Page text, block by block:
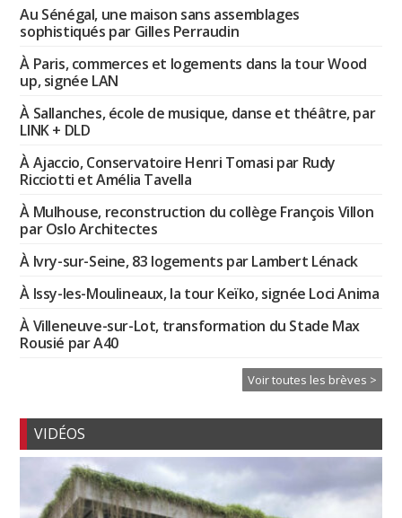
Au Sénégal, une maison sans assemblages
sophistiqués par Gilles Perraudin
À Paris, commerces et logements dans la tour Wood
up, signée LAN
À Sallanches, école de musique, danse et théâtre, par
LINK + DLD
À Ajaccio, Conservatoire Henri Tomasi par Rudy
Ricciotti et Amélia Tavella
À Mulhouse, reconstruction du collège François Villon
par Oslo Architectes
À Ivry-sur-Seine, 83 logements par Lambert Lénack
À Issy-les-Moulineaux, la tour Keïko, signée Loci Anima
À Villeneuve-sur-Lot, transformation du Stade Max
Rousié par A40
Voir toutes les brèves >
VIDÉOS